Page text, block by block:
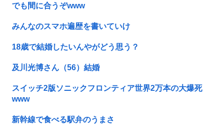
でも間に合うぞwww
みんなのスマホ遍歴を書いていけ
18歳で結婚したいんやがどう思う？
及川光博さん（56）結婚
スイッチ2版ソニックフロンティア世界2万本の大爆死
www
新幹線で食べる駅弁のうまさ